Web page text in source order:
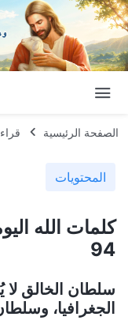
الصفحة الرئيسية
المحتويات
كلمات الله
94
سلطان الخالق لا
الجغرافيا،